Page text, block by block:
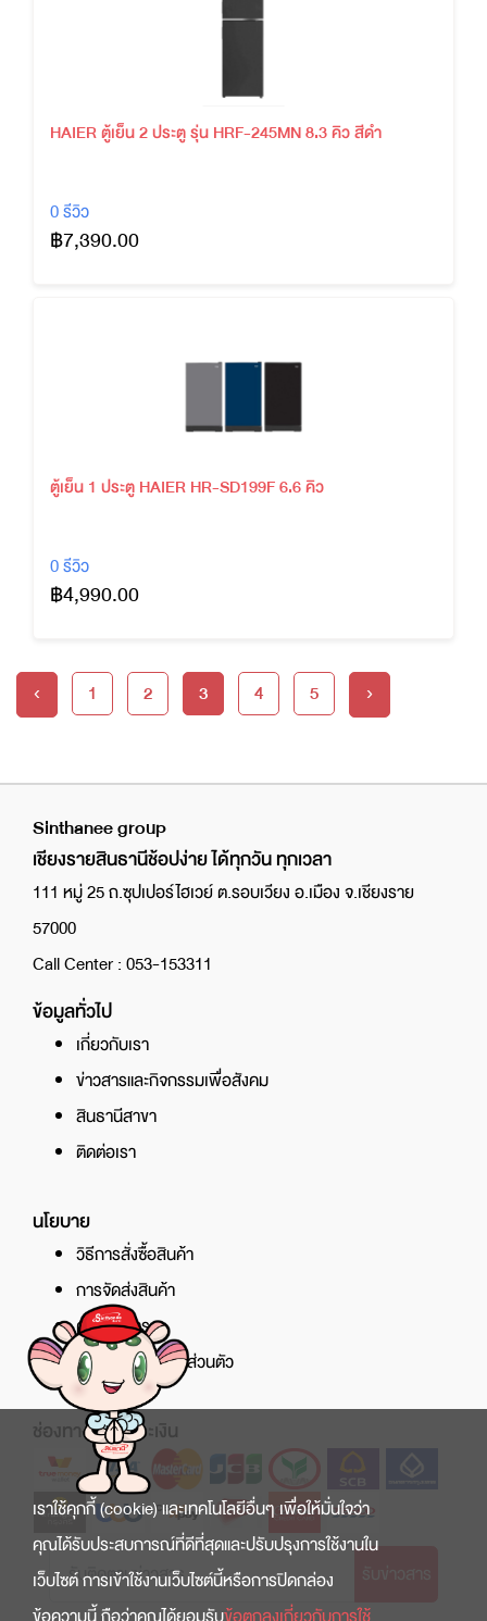
HAIER ตู้เย็น 2 ประตู รุ่น HRF-245MN 8.3 คิว สีดำ
0 รีวิว
฿7,390.00
ตู้เย็น 1 ประตู HAIER HR-SD199F 6.6 คิว
0 รีวิว
฿4,990.00
‹ 1 2 3 4 5 ›
Sinthanee group
เชียงรายสินธานีช้อปง่าย ได้ทุกวัน ทุกเวลา
111 หมู่ 25 ถ.ซุปเปอร์ไฮเวย์ ต.รอบเวียง อ.เมือง จ.เชียงราย
57000
Call Center : 053-153311
ข้อมูลทั่วไป
เกี่ยวกับเรา
ข่าวสารและกิจกรรมเพื่อสังคม
สินธานีสาขา
ติดต่อเรา
นโยบาย
วิธีการสั่งซื้อสินค้า
การจัดส่งสินค้า
ศูนย์บริการ
นโยบายความเป็นส่วนตัว
ช่องทางการชำระเงิน
เราใช้คุกกี้ (cookie) และเทคโนโลยีอื่นๆ เพื่อให้มั่นใจว่า
คุณได้รับประสบการณ์ที่ดีที่สุดและปรับปรุงการใช้งานใน
เว็บไซต์ การเข้าใช้งานเว็บไซต์นี้หรือการปิดกล่อง